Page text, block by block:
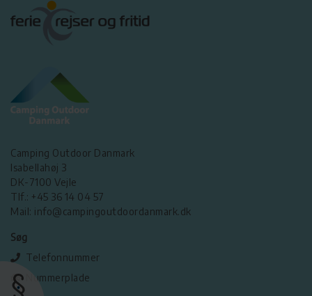
Camping Outdoor Danmark
Isabellahøj 3
DK-7100 Vejle
Tlf.: +45 36 14 04 57
Mail: info@campingoutdoordanmark.dk
Søg
Telefonnummer
Nummerplade